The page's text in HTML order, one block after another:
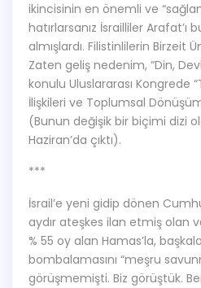
ikincisinin en önemli ve
hatırlarsanız İsrailliler Arafat’ı
almışlardı. Filistinlilerin Birzeit
Zaten geliş nedenim, “Din,
konulu Uluslararası Kongrede
İlişkileri ve Toplumsal
(Bunun değişik bir biçimi dizi
Haziran’da çıktı).
***
İsrail’e yeni gidip dönen
aydır ateşkes ilan etmiş olan
% 55 oy alan Hamas’la,
bombalamasını “meşru
görüşmemişti. Biz görüştük.